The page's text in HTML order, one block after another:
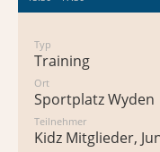
Typ
Training
Ort
Sportplatz Wyden
Teilnehmer
Kidz Mitglieder,